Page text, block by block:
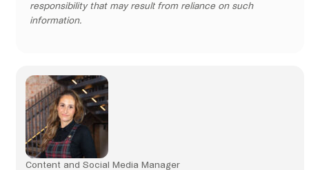
responsibility that may result from reliance on such
information.
Content and Social Media Manager